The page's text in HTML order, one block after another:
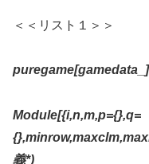
＜＜リスト１＞＞
Module[{i,n,m,p={},q=
義*)